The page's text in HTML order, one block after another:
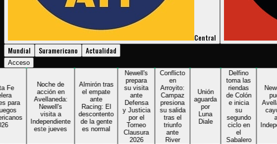
Central
Mundial
Suramericano Actualidad
Acceso
Noche de
acción en
Avellaneda:
Newell's
visita a
Independiente
este jueves
Almirón tras
el empate
ante
Racing: El
descontento
de la gente
es normal
prepara
su visita
ante
Defensa
y Justicia
por el
Torneo
Clausura
Conflicto
en
Arroyito:
Campaz
presiona
su salida
tras el
triunfo
ante
River
Unión
aguarda
por
Luna
Diale
toma las
riendas
de Colón
e inicia
segundo
ciclo en
Sabalero
Newell's no
pudo en
Avellaneda y
cayó 1 a 0
ante
Independiente